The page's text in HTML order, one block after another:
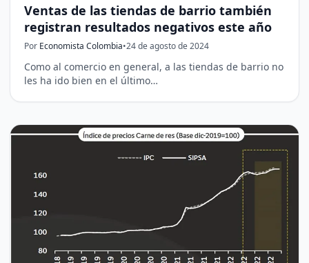
Ventas de las tiendas de barrio también
registran resultados negativos este año
Por Economista Colombia•24 de agosto de 2024
Como al comercio en general, a las tiendas de barrio no
les ha ido bien en el último…